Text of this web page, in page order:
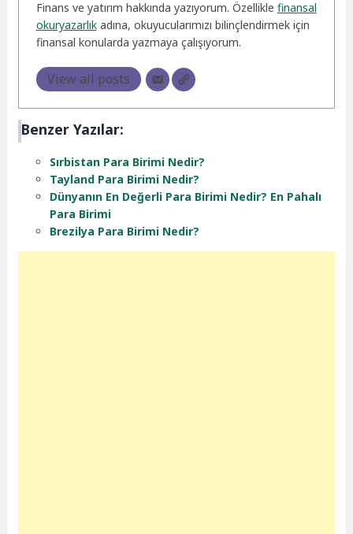
Finans ve yatırım hakkında yazıyorum. Özellikle finansal
okuryazarlıkadına, okuyucularımızı bilinçlendirmek için
finansal konularda yazmaya çalışıyorum.
View all posts
Benzer Yazılar:
Sırbistan Para Birimi Nedir?
Tayland Para Birimi Nedir?
Dünyanın En Değerli Para Birimi Nedir? En Pahalı
Para Birimi
Brezilya Para Birimi Nedir?